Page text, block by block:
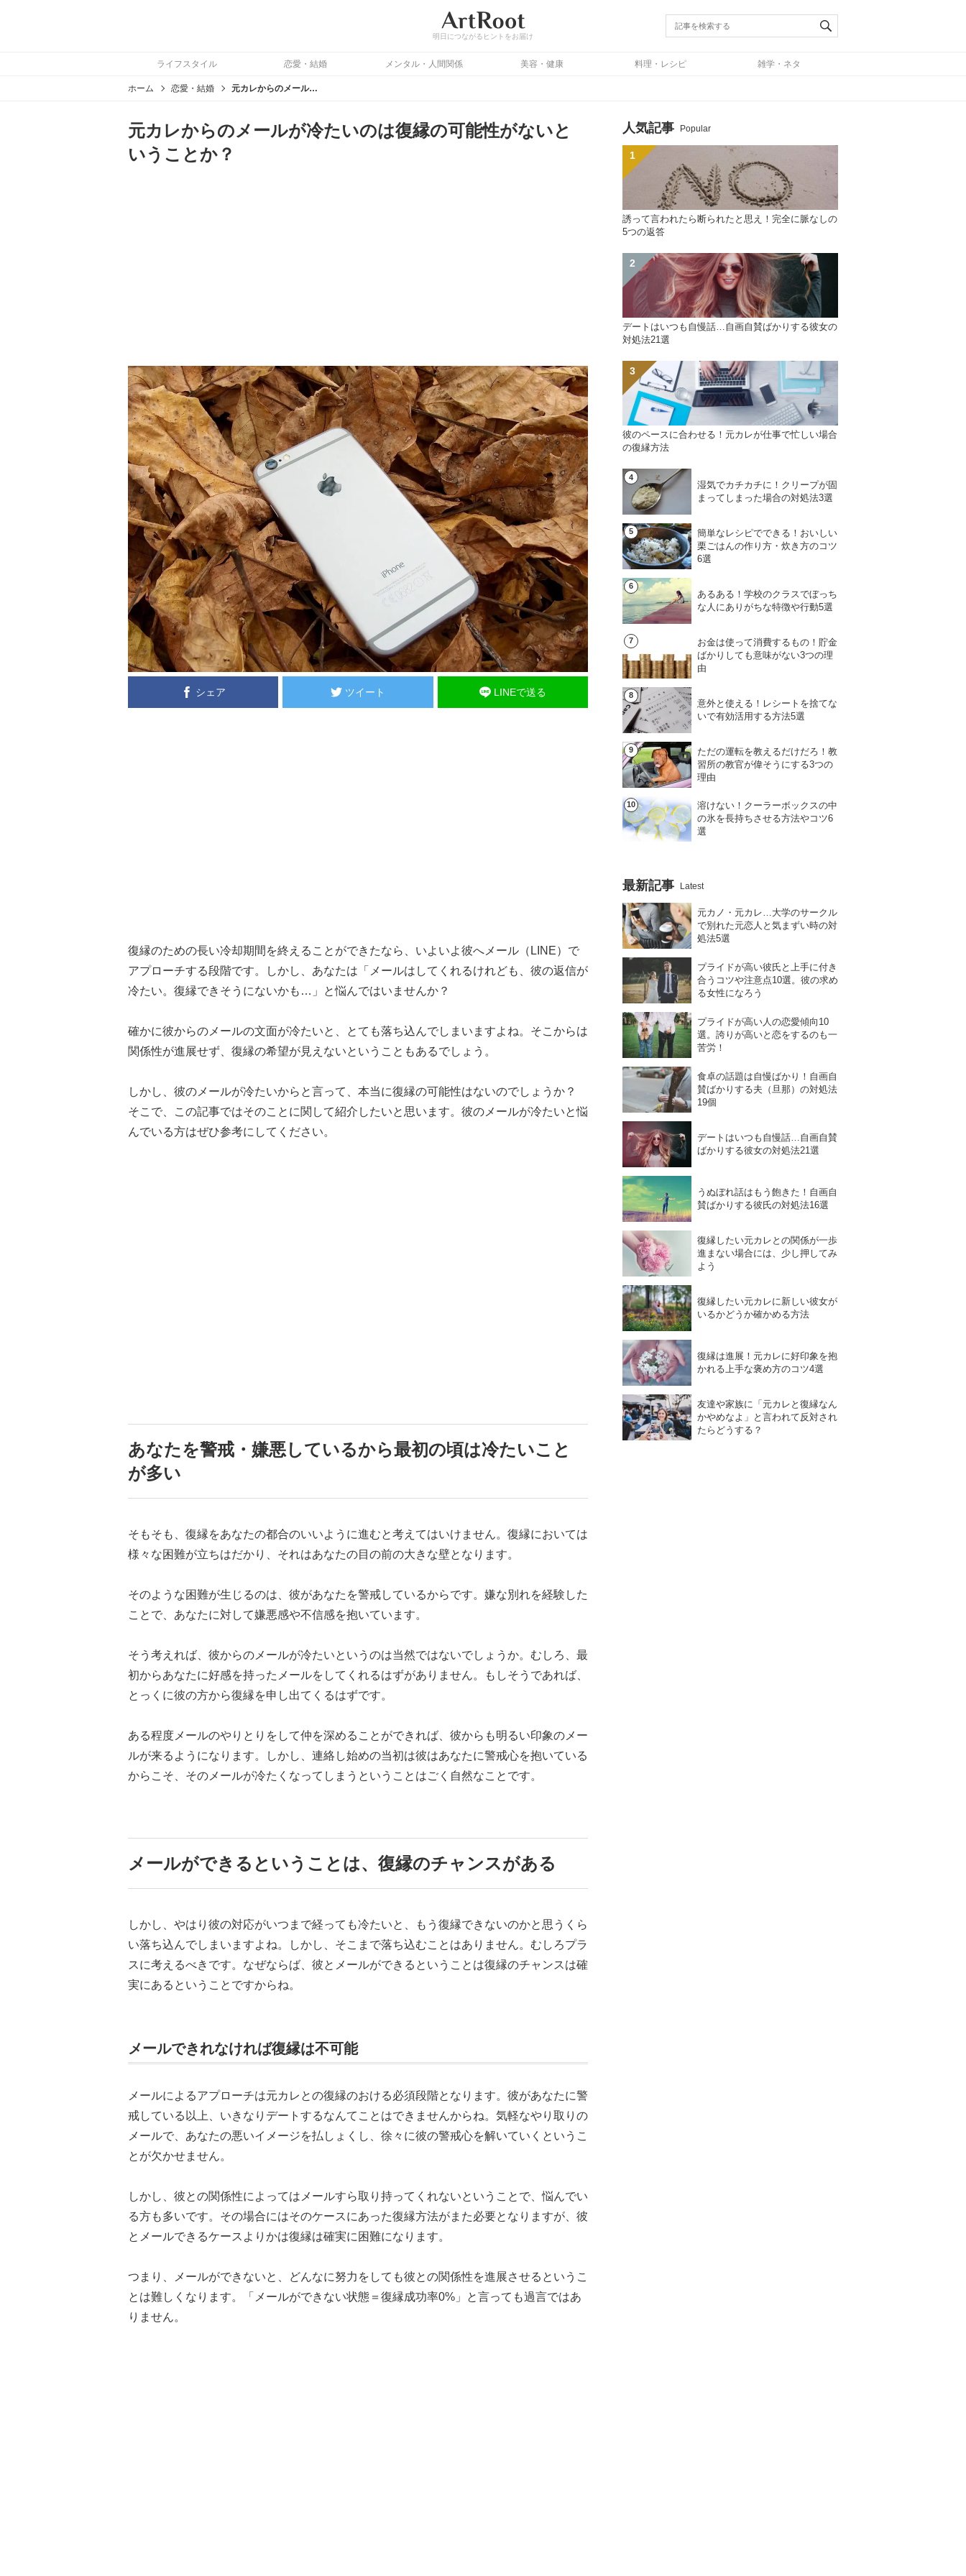
明日につながるヒントをお届け
ライフスタイル 恋愛・結婚 メンタル・人間関係 美容・健康 料理・レシピ 雑学・ネタ
ホーム 恋愛・結婚 元カレからのメールが冷たいのは復縁の可能性がないということか？
元カレからのメールが冷たいのは復縁の可能性がないと
いうことか？
シェア ツイート LINEで送る
復縁のための長い冷却期間を終えることができたなら、いよいよ彼へメール（LINE）で
アプローチする段階です。しかし、あなたは「メールはしてくれるけれども、彼の返信が
冷たい。復縁できそうにないかも…」と悩んではいませんか？
確かに彼からのメールの文面が冷たいと、とても落ち込んでしまいますよね。そこからは
関係性が進展せず、復縁の希望が見えないということもあるでしょう。
しかし、彼のメールが冷たいからと言って、本当に復縁の可能性はないのでしょうか？
そこで、この記事ではそのことに関して紹介したいと思います。彼のメールが冷たいと悩
んでいる方はぜひ参考にしてください。
あなたを警戒・嫌悪しているから最初の頃は冷たいこと
が多い
そもそも、復縁をあなたの都合のいいように進むと考えてはいけません。復縁においては
様々な困難が立ちはだかり、それはあなたの目の前の大きな壁となります。
そのような困難が生じるのは、彼があなたを警戒しているからです。嫌な別れを経験した
ことで、あなたに対して嫌悪感や不信感を抱いています。
そう考えれば、彼からのメールが冷たいというのは当然ではないでしょうか。むしろ、最
初からあなたに好感を持ったメールをしてくれるはずがありません。もしそうであれば、
とっくに彼の方から復縁を申し出てくるはずです。
ある程度メールのやりとりをして仲を深めることができれば、彼からも明るい印象のメー
ルが来るようになります。しかし、連絡し始めの当初は彼はあなたに警戒心を抱いている
からこそ、そのメールが冷たくなってしまうということはごく自然なことです。
メールができるということは、復縁のチャンスがある
しかし、やはり彼の対応がいつまで経っても冷たいと、もう復縁できないのかと思うくら
い落ち込んでしまいますよね。しかし、そこまで落ち込むことはありません。むしろプラ
スに考えるべきです。なぜならば、彼とメールができるということは復縁のチャンスは確
実にあるということですからね。
メールできれなければ復縁は不可能
メールによるアプローチは元カレとの復縁のおける必須段階となります。彼があなたに警
戒している以上、いきなりデートするなんてことはできませんからね。気軽なやり取りの
メールで、あなたの悪いイメージを払しょくし、徐々に彼の警戒心を解いていくというこ
とが欠かせません。
しかし、彼との関係性によってはメールすら取り持ってくれないということで、悩んでい
る方も多いです。その場合にはそのケースにあった復縁方法がまた必要となりますが、彼
とメールできるケースよりかは復縁は確実に困難になります。
つまり、メールができないと、どんなに努力をしても彼との関係性を進展させるというこ
とは難しくなります。「メールができない状態＝復縁成功率0%」と言っても過言ではあ
りません。
人気記事 Popular
誘って言われたら断られたと思え！完全に脈なしの
5つの返答
デートはいつも自慢話…自画自賛ばかりする彼女の
対処法21選
彼のペースに合わせる！元カレが仕事で忙しい場合
の復縁方法
湿気でカチカチに！クリープが固
まってしまった場合の対処法3選
簡単なレシピでできる！おいしい
栗ごはんの作り方・炊き方のコツ
6選
あるある！学校のクラスでぼっち
な人にありがちな特徴や行動5選
お金は使って消費するもの！貯金
ばかりしても意味がない3つの理
由
意外と使える！レシートを捨てな
いで有効活用する方法5選
ただの運転を教えるだけだろ！教
習所の教官が偉そうにする3つの
理由
溶けない！クーラーボックスの中
の氷を長持ちさせる方法やコツ6
選
最新記事 Latest
元カノ・元カレ…大学のサークル
で別れた元恋人と気まずい時の対
処法5選
プライドが高い彼氏と上手に付き
合うコツや注意点10選。彼の求め
る女性になろう
プライドが高い人の恋愛傾向10
選。誇りが高いと恋をするのも一
苦労！
食卓の話題は自慢ばかり！自画自
賛ばかりする夫（旦那）の対処法
19個
デートはいつも自慢話…自画自賛
ばかりする彼女の対処法21選
うぬぼれ話はもう飽きた！自画自
賛ばかりする彼氏の対処法16選
復縁したい元カレとの関係が一歩
進まない場合には、少し押してみ
よう
復縁したい元カレに新しい彼女が
いるかどうか確かめる方法
復縁は進展！元カレに好印象を抱
かれる上手な褒め方のコツ4選
友達や家族に「元カレと復縁なん
かやめなよ」と言われて反対され
たらどうする？